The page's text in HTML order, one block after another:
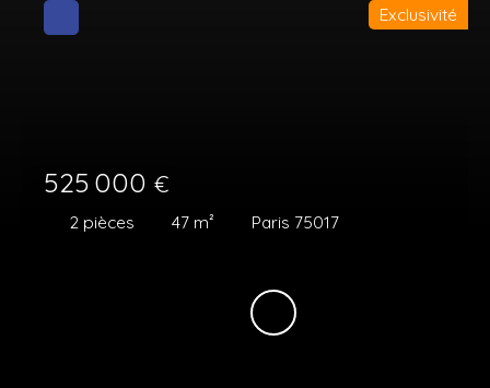
525 000 €
2 pièces 47 m² Paris 75017
Exclusivité